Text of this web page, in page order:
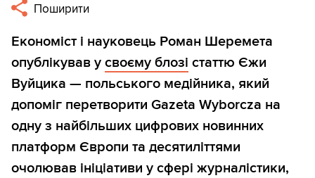
Поширити
Економіст і науковець Роман Шеремета
опублікував у своєму блозі статтю Єжи
Вуйцика — польського медійника, який
допоміг перетворити Gazeta Wyborcza на
одну з найбільших цифрових новинних
платформ Європи та десятиліттями
очолював ініціативи у сфері журналістики,